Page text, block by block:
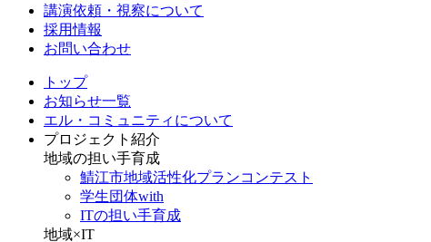
講演依頼・視察について
採用情報
お問い合わせ
トップ
お知らせ一覧
エル・コミュニティについて
プロジェクト紹介
地域の担い手育成
鯖江市地域活性化プランコンテスト
学生団体with
ITの担い手育成
地域×IT